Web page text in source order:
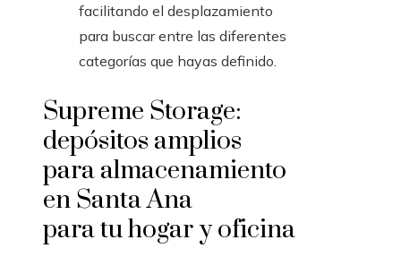
facilitando el desplazamiento
para buscar entre las diferentes
categorías que hayas definido.
Supreme Storage:
depósitos amplios
para almacenamiento
en Santa Ana
para tu hogar y oficina